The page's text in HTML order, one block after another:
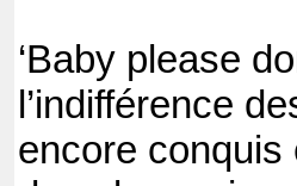
‘Baby please
l’indifférence
encore conquis